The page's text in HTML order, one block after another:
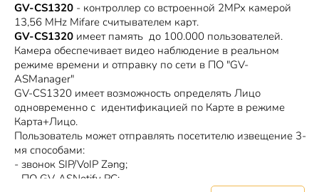
GV-CS1320 - контроллер со встроенной 2MPх камерой
13,56 MHz Mifare считывателем карт.
GV-CS1320 имеет память до 100.000 пользователей.
Камера обеспечивает видео наблюдение в реальном
режиме времени и отправку по сети в ПО "GV-
ASManager"
GV-CS1320 имеет возможность определять Лицо
одновременно с идентификацией по Карте в режиме
Карта+Лицо.
Пользователь может отправлять посетителю извещение 3-
мя способами:
- звонок SIP/VoIP Zəng;
- ПО GV-ASNotify PC;